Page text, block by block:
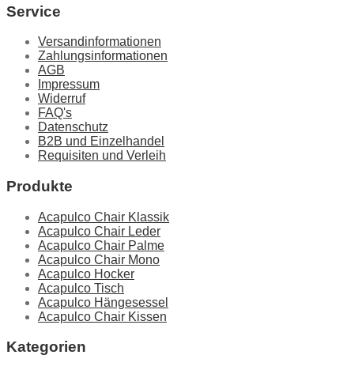
Service
Versandinformationen
Zahlungsinformationen
AGB
Impressum
Widerruf
FAQ's
Datenschutz
B2B und Einzelhandel
Requisiten und Verleih
Produkte
Acapulco Chair Klassik
Acapulco Chair Leder
Acapulco Chair Palme
Acapulco Chair Mono
Acapulco Hocker
Acapulco Tisch
Acapulco Hängesessel
Acapulco Chair Kissen
Kategorien